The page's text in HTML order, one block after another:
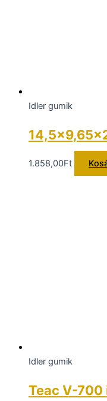
Idler gumik
1.858,00Ft
Idler gumik
Teac V-700